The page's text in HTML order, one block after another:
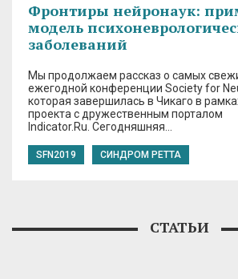
Фронтиры нейронаук:
модель
заболеваний
Мы продолжаем рассказ о самых
ежегодной конференции Society for
которая завершилась в Чикаго в
проекта с дружественным порталом
Indicator.Ru. Сегодняшняя…
SFN2019 СИНДРОМ РЕТТА
СТАТЬИ